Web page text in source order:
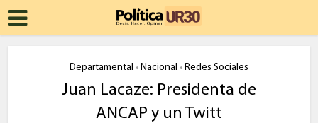
Departamental • Nacional • Redes Sociales
Juan Lacaze: Presidenta de
ANCAP y un Twitt